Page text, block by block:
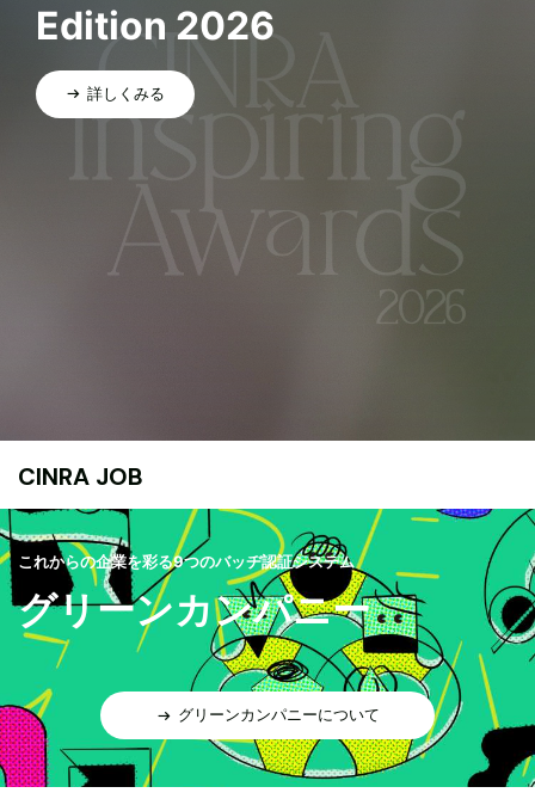
Edition 2026
詳しくみる
CINRA JOB
これからの企業を彩る9つのバッヂ認証システム
グリーンカンパニー
グリーンカンパニーについて